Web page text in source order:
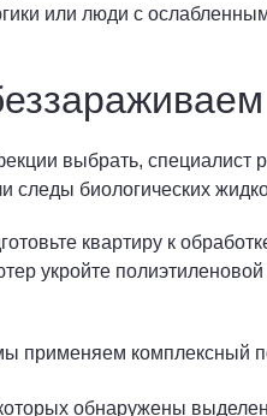
или люди с
выбрать, специалист
следы биологических
квартиру к
укройте
применяем комплексный
обнаружены